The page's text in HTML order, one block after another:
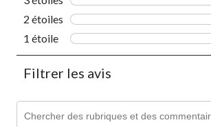
2 étoiles étoiles
1 étoile étoiles
Filtrer les avis
Zone de recherche de sujet et d'avis